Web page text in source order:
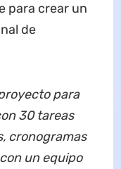
para crear un
de
para
30 tareas
cronogramas
un equipo